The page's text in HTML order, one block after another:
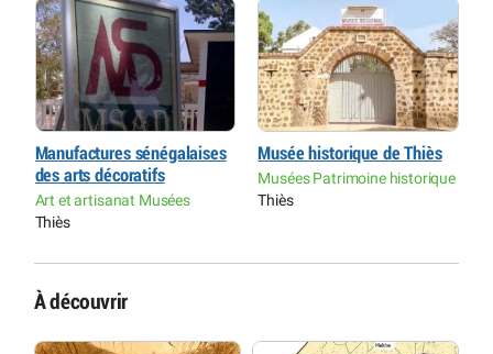
Manufactures sénégalaises
des arts décoratifs
Art et artisanat Musées
Thiès
Musée historique de Thiès
Musées Patrimoine historique
Thiès
À découvrir